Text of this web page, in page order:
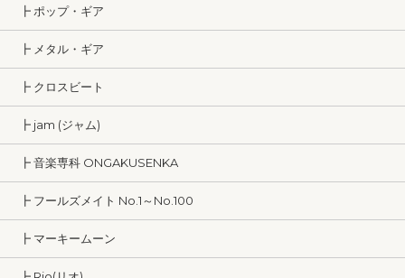
┣ ポップ・ギア
┣ メタル・ギア
┣ クロスビート
┣ jam (ジャム)
┣ 音楽専科 ONGAKUSENKA
┣ フールズメイト No.1～No.100
┣ マーキームーン